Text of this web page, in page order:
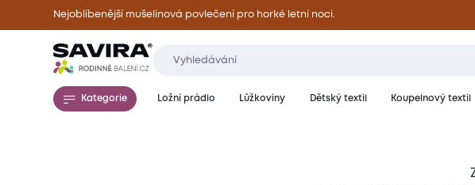
Nejoblíbenější mušelínová povlečení pro horké letní noci.
Kategorie Ložní prádlo Lůžkoviny Dětský textil Koupelnový textil